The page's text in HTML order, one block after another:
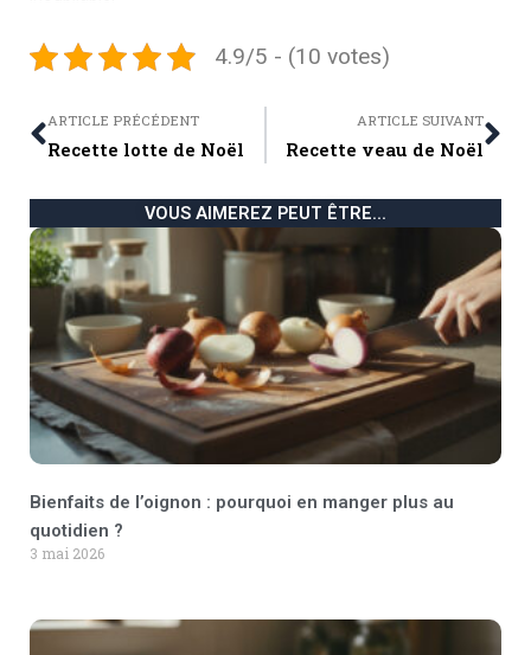
4.9/5 - (10 votes)
Prev
ARTICLE PRÉCÉDENT
Recette lotte de Noël
ARTICLE SUIVANT
Recette veau de Noël
VOUS AIMEREZ PEUT ÊTRE...
Bienfaits de l’oignon : pourquoi en manger plus au
quotidien ?
3 mai 2026